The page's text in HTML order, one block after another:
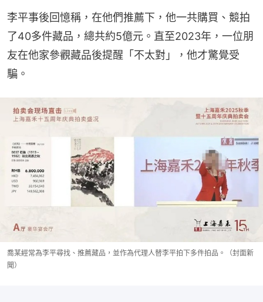
李平事後回憶稱，在他們推薦下，他一共購買、競拍
了40多件藏品，總共約5億元。直至2023年，一位朋
友在他家參觀藏品後提醒「不太對」，他才驚覺受
騙。
喬某經常為李平尋找、推薦藏品，並作為代理人替李平拍下多件拍品。（封面新
聞）